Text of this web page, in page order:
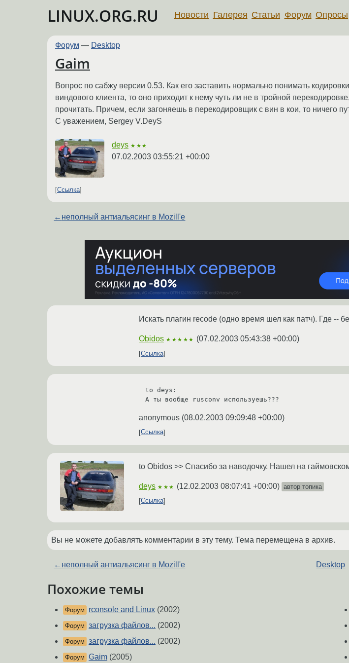
LINUX.ORG.RU Новости Галерея Статьи Форум Опросы
Форум — Desktop
Gaim
Вопрос по сабжу версии 0.53. Как его заставить нормально понимать
виндового клиента, то оно приходит к нему чуть ли не в тройной
прочитать. Причем, если загоняешь в перекодировщик с вин в кои, то ничего
С уважением, Sergey V.DeyS
deys ★★★
07.02.2003 03:55:21 +00:00
Ссылка
← неполный антиальясинг в Mozill'e
Искать плагин recode (одно время шел как патч). Где --
Obidos ★★★★★ (07.02.2003 05:43:38 +00:00)
Ссылка
to deys:
А ты вообще rusconv используешь???
anonymous (08.02.2003 09:09:48 +00:00)
Ссылка
to Obidos >> Спасибо за наводочку. Нашел на
deys ★★★ (12.02.2003 08:07:41 +00:00) автор топика
Ссылка
Вы не можете добавлять комментарии в эту тему. Тема перемещена в архив.
← неполный антиальясинг в Mozill'e Desktop
Похожие темы
Форум rconsole and Linux (2002)
Форум загрузка файлов... (2002)
Форум загрузка файлов... (2002)
Форум Gaim (2005)